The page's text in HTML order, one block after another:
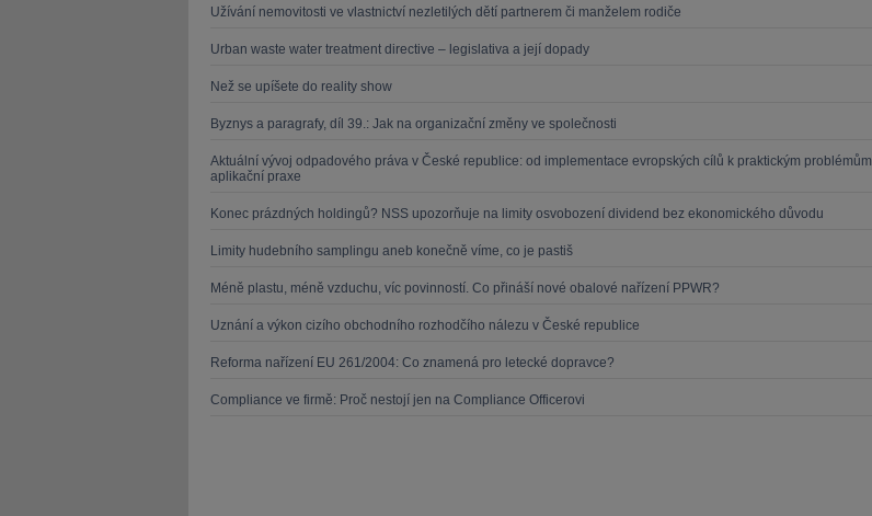
Užívání nemovitosti ve vlastnictví nezletilých dětí partnerem či manželem rodiče
Urban waste water treatment directive – legislativa a její dopady
Než se upíšete do reality show
Byznys a paragrafy, díl 39.: Jak na organizační změny ve společnosti
Aktuální vývoj odpadového práva v České republice: od implementace evropských cílů k praktickým problémům
aplikační praxe
Konec prázdných holdingů? NSS upozorňuje na limity osvobození dividend bez ekonomického důvodu
Limity hudebního samplingu aneb konečně víme, co je pastiš
Méně plastu, méně vzduchu, víc povinností. Co přináší nové obalové nařízení PPWR?
Uznání a výkon cizího obchodního rozhodčího nálezu v České republice
Reforma nařízení EU 261/2004: Co znamená pro letecké dopravce?
Compliance ve firmě: Proč nestojí jen na Compliance Officerovi